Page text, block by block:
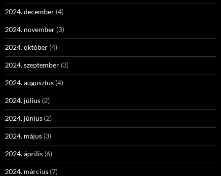
2024. december (4)
2024. november (3)
2024. október (4)
2024. szeptember (3)
2024. augusztus (4)
2024. július (2)
2024. június (2)
2024. május (3)
2024. április (6)
2024. március (7)